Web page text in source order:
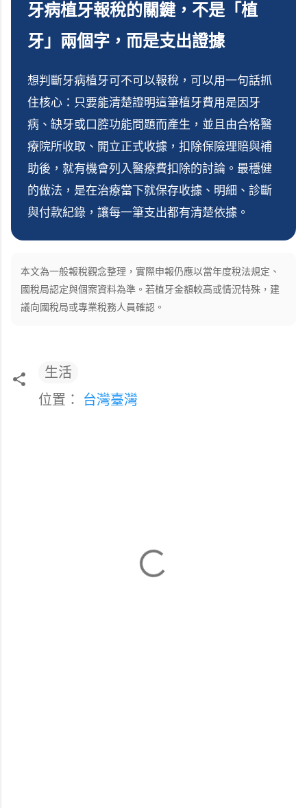
牙病植牙報稅的關鍵，不是「植
牙」兩個字，而是支出證據
想判斷牙病植牙可不可以報稅，可以用一句話抓
住核心：只要能清楚證明這筆植牙費用是因牙
病、缺牙或口腔功能問題而產生，並且由合格醫
療院所收取、開立正式收據，扣除保險理賠與補
助後，就有機會列入醫療費扣除的討論。最穩健
的做法，是在治療當下就保存收據、明細、診斷
與付款紀錄，讓每一筆支出都有清楚依據。
本文為一般報稅觀念整理，實際申報仍應以當年度稅法規定、
國稅局認定與個案資料為準。若植牙金額較高或情況特殊，建
議向國稅局或專業稅務人員確認。
生活
位置： 台灣臺灣